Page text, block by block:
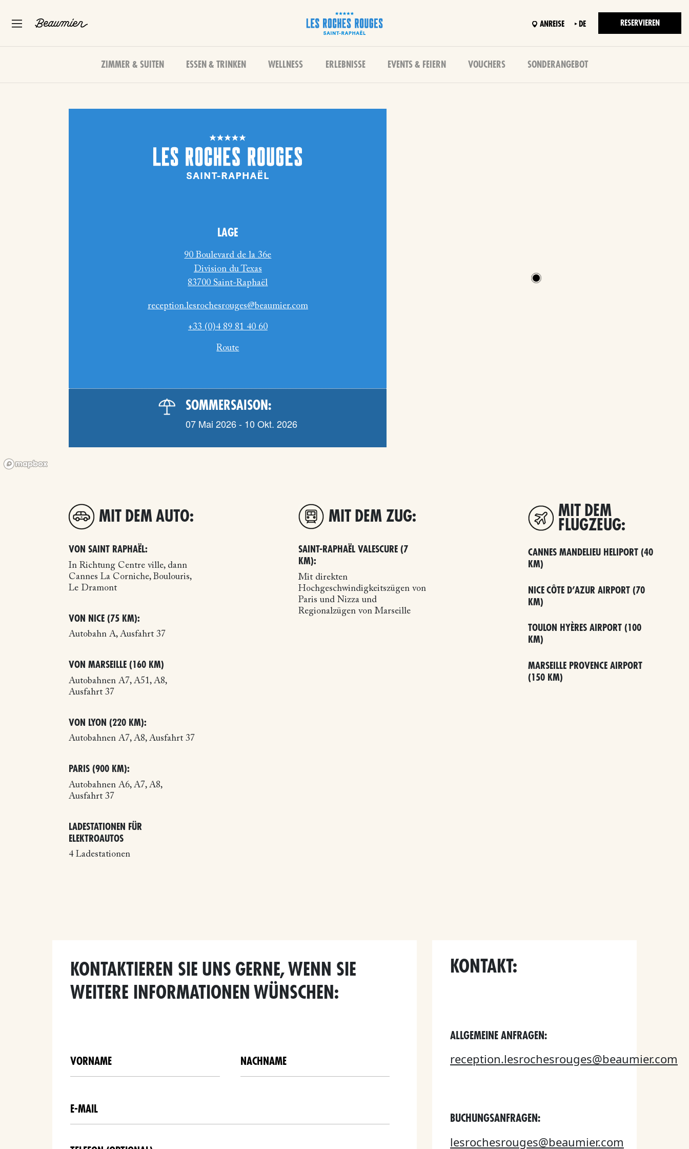
ANREISE DE RESERVIEREN
ZIMMER & SUITEN ESSEN & TRINKEN WELLNESS ERLEBNISSE EVENTS & FEIERN VOUCHERS SONDERANGEBOT
LAGE
90 Boulevard de la 36e
Division du Texas
83700 Saint-Raphaël
reception.lesrochesrouges@beaumier.com
+33 (0)4 89 81 40 60
Route
SOMMERSAISON:
07 Mai 2026 - 10 Okt. 2026
MIT DEM AUTO:
VON SAINT RAPHAËL:
In Richtung Centre ville, dann
Cannes La Corniche, Boulouris,
Le Dramont
VON NICE (75 KM):
Autobahn A, Ausfahrt 37
VON MARSEILLE (160 KM)
Autobahnen A7, A51, A8,
Ausfahrt 37
VON LYON (220 KM):
Autobahnen A7, A8, Ausfahrt 37
PARIS (900 KM):
Autobahnen A6, A7, A8,
Ausfahrt 37
LADESTATIONEN FÜR
ELEKTROAUTOS
4 Ladestationen
MIT DEM ZUG:
SAINT-RAPHAËL VALESCURE (7
KM):
Mit direkten
Hochgeschwindigkeitszügen von
Paris und Nizza und
Regionalzügen von Marseille
MIT DEM
FLUGZEUG:
CANNES MANDELIEU HELIPORT (40
KM)
NICE CÔTE D’AZUR AIRPORT (70
KM)
TOULON HYÈRES AIRPORT (100
KM)
MARSEILLE PROVENCE AIRPORT
(150 KM)
KONTAKTIEREN SIE UNS GERNE, WENN SIE
WEITERE INFORMATIONEN WÜNSCHEN:
KONTAKT:
ALLGEMEINE ANFRAGEN:
reception.lesrochesrouges@beaumier.com
BUCHUNGSANFRAGEN:
lesrochesrouges@beaumier.com